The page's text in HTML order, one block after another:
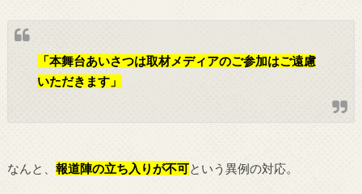
「本舞台あいさつは取材メディアのご参加はご遠慮
いただきます」
なんと、 報道陣の立ち入りが不可という異例の対応。